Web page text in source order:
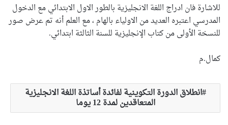
للاشارة فان ادراج اللغة الانجليزية بالطور الاول الابتدائي مع الدخول
المدرسي اعتبره العديد من الاولياء بالهام ، مع العلم أنه تم عرض صور
للنسخة الأولى من كتاب الإنجليزية للسنة الثالثة ابتدائي.
كمال.م
انطلاق الدورة التكوينية لفائدة أساتذة اللغة الانجليزية
المتعاقدين لمدة 12 يوما